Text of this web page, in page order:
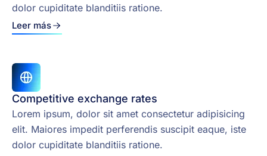
dolor cupiditate blanditiis ratione.
Leer más
Competitive exchange rates
Lorem ipsum, dolor sit amet consectetur adipisicing
elit. Maiores impedit perferendis suscipit eaque, iste
dolor cupiditate blanditiis ratione.